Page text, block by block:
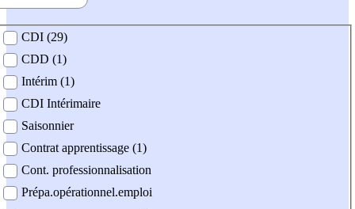
contrat
CDI (29)
CDD (1)
Intérim (1)
CDI Intérimaire
Saisonnier
Contrat apprentissage (1)
Cont. professionnalisation
Prépa.opérationnel.emploi